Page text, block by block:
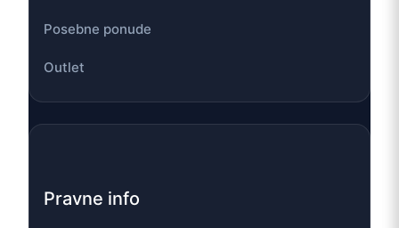
Posebne ponude
Outlet
Pravne info